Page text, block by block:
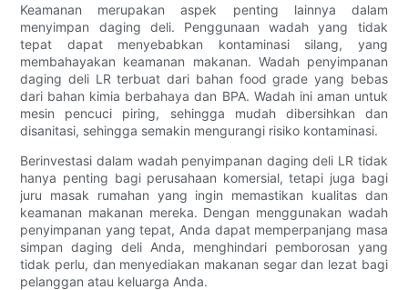
Keamanan merupakan aspek penting lainnya dalam
menyimpan daging deli. Penggunaan wadah yang tidak
tepat dapat menyebabkan kontaminasi silang, yang
membahayakan keamanan makanan. Wadah penyimpanan
daging deli LR terbuat dari bahan food grade yang bebas
dari bahan kimia berbahaya dan BPA. Wadah ini aman untuk
mesin pencuci piring, sehingga mudah dibersihkan dan
disanitasi, sehingga semakin mengurangi risiko kontaminasi.
Berinvestasi dalam wadah penyimpanan daging deli LR tidak
hanya penting bagi perusahaan komersial, tetapi juga bagi
juru masak rumahan yang ingin memastikan kualitas dan
keamanan makanan mereka. Dengan menggunakan wadah
penyimpanan yang tepat, Anda dapat memperpanjang masa
simpan daging deli Anda, menghindari pemborosan yang
tidak perlu, dan menyediakan makanan segar dan lezat bagi
pelanggan atau keluarga Anda.